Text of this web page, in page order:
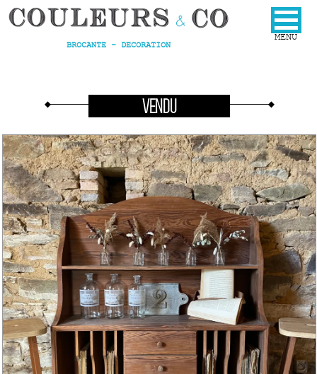
BROCANTE - DECORATION
VENDU